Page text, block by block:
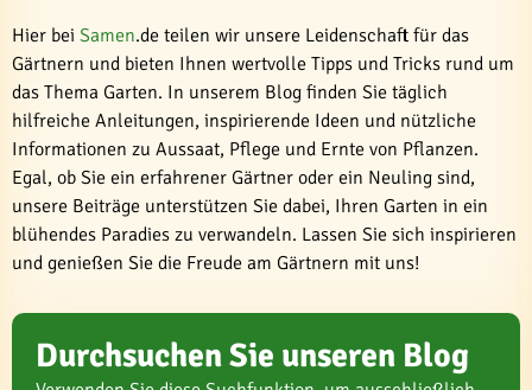
Hier bei Samen.de teilen wir unsere Leidenschaft für das
Gärtnern und bieten Ihnen wertvolle Tipps und Tricks rund um
das Thema Garten. In unserem Blog finden Sie täglich
hilfreiche Anleitungen, inspirierende Ideen und nützliche
Informationen zu Aussaat, Pflege und Ernte von Pflanzen.
Egal, ob Sie ein erfahrener Gärtner oder ein Neuling sind,
unsere Beiträge unterstützen Sie dabei, Ihren Garten in ein
blühendes Paradies zu verwandeln. Lassen Sie sich inspirieren
und genießen Sie die Freude am Gärtnern mit uns!
Durchsuchen Sie unseren Blog